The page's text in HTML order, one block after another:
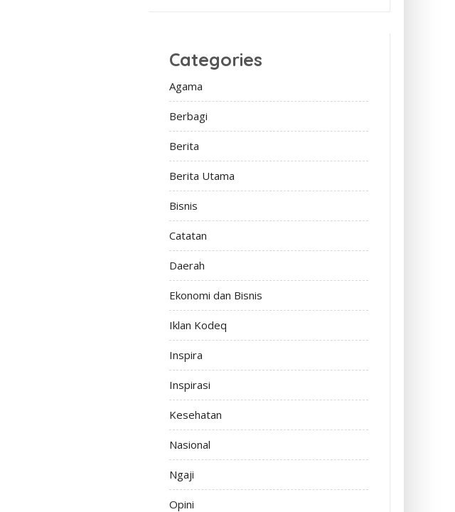
Categories
Agama
Berbagi
Berita
Berita Utama
Bisnis
Catatan
Daerah
Ekonomi dan Bisnis
Iklan Kodeq
Inspira
Inspirasi
Kesehatan
Nasional
Ngaji
Opini